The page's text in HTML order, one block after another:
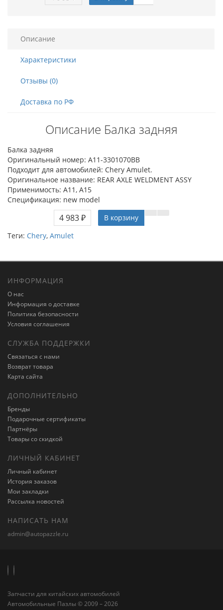
Описание
Характеристики
Отзывы (0)
Доставка по РФ
Описание Балка задняя
Балка задняя
Оригинальный номер: A11-3301070BB
Подходит для автомобилей: Chery Amulet.
Оригинальное название: REAR AXLE WELDMENT ASSY
Применимость: A11, A15
Спецификация: new model
4 983 ₽
В корзину
Теги: Chery, Amulet
ИНФОРМАЦИЯ
О нас
Информация о доставке
Политика безопасности
Условия соглашения
СЛУЖБА ПОДДЕРЖКИ
Связаться с нами
Возврат товара
Карта сайта
ДОПОЛНИТЕЛЬНО
Бренды
Подарочные сертификаты
Партнёры
Товары со скидкой
ЛИЧНЫЙ КАБИНЕТ
Личный кабинет
История заказов
Мои закладки
Рассылка новостей
НАПИСАТЬ НАМ
admin@autopazzle.ru
Запчасти для китайских автомобилей
Автомобильные Пазлы © 2009 – 2026